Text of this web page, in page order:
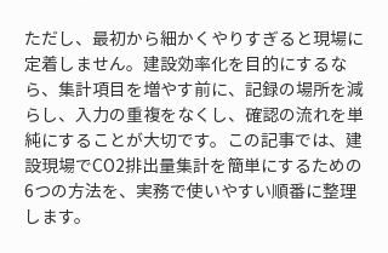
ただし、最初から細かくやりすぎると現場に
定着しません。建設効率化を目的にするな
ら、集計項目を増やす前に、記録の場所を減
らし、入力の重複をなくし、確認の流れを単
純にすることが大切です。この記事では、建
設現場でCO2排出量集計を簡単にするための
6つの方法を、実務で使いやすい順番に整理
します。